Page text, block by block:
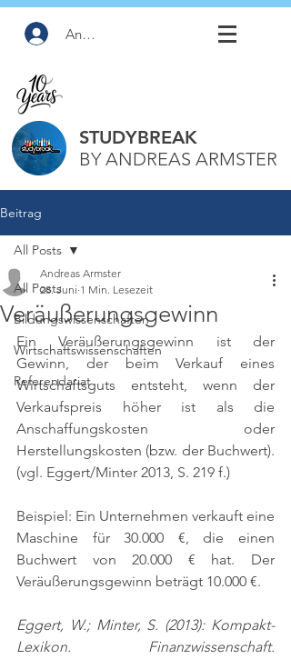
Anmelden
STUDYBREAK
BY ANDREAS ARMSTER
Beitrag
All Posts
Bildungswissenschaften
Wirtschaftswissenschaften
Referendariat
All Posts
Veräußerungsgewinn
Andreas Armster
28. Juni 1 Min. Lesezeit
Ein Veräußerungsgewinn ist der
Gewinn, der beim Verkauf eines
Wirtschaftsguts entsteht, wenn der
Verkaufspreis höher ist als die
Anschaffungskosten oder
(vgl. Eggert/Minter 2013, S. 219 f.)
Beispiel: Ein Unternehmen verkauft eine
Maschine für 30.000 €, die einen
Buchwert von 20.000 € hat. Der
Veräußerungsgewinn beträgt 10.000 €.
Eggert, W.; Minter, S. (2013): Kompakt-
Lexikon. Finanzwissenschaft.